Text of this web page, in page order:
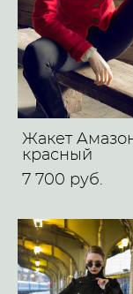
Жакет
красный
7 700 pуб.